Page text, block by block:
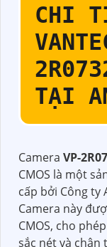
CHI
TẠI
Camera VP-
CMOS là một
cấp bởi Công ty
Camera này
CMOS, cho
sắc nét và chân